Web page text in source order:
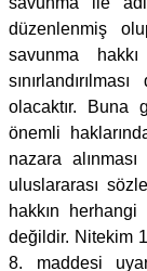
düzenlenmiş
savunma
olacaktır. Buna
önemli
nazara
uluslararası
hakkın herhangi
değildir. Nitekim
8. maddesi